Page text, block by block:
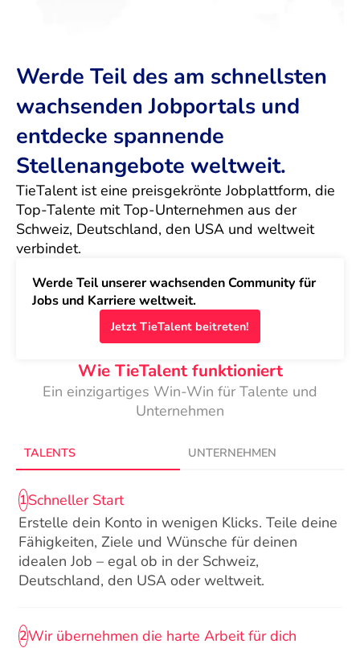
Werde Teil des am schnellsten
wachsenden Jobportals und
entdecke spannende
Stellenangebote weltweit.
TieTalent ist eine preisgekrönte Jobplattform, die
Top-Talente mit Top-Unternehmen aus der
Schweiz, Deutschland, den USA und weltweit
verbindet.
Werde Teil unserer wachsenden Community für
Jobs und Karriere weltweit.
Jetzt TieTalent beitreten!
Wie TieTalent funktioniert
Ein einzigartiges Win-Win für Talente und
Unternehmen
TALENTS UNTERNEHMEN
1Schneller Start
Erstelle dein Konto in wenigen Klicks. Teile deine
Fähigkeiten, Ziele und Wünsche für deinen
idealen Job – egal ob in der Schweiz,
Deutschland, den USA oder weltweit.
2Wir übernehmen die harte Arbeit für dich